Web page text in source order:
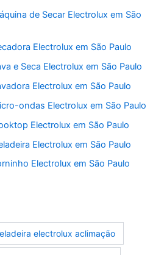
de Secar Electrolux em São
Electrolux em São Paulo
e Seca Electrolux em São Paulo
Electrolux em São Paulo
ondas Electrolux em São Paulo
Electrolux em São Paulo
Electrolux em São Paulo
Electrolux em São Paulo
electrolux aclimação